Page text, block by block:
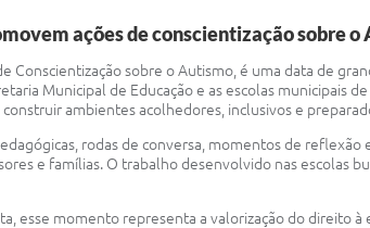
ações de conscientização sobre o
Conscientização sobre o Autismo, é uma data de
Municipal de Educação e as escolas municipais
ambientes acolhedores, inclusivos e
rodas de conversa, momentos de
e famílias. O trabalho desenvolvido nas escolas
esse momento representa a valorização do direito